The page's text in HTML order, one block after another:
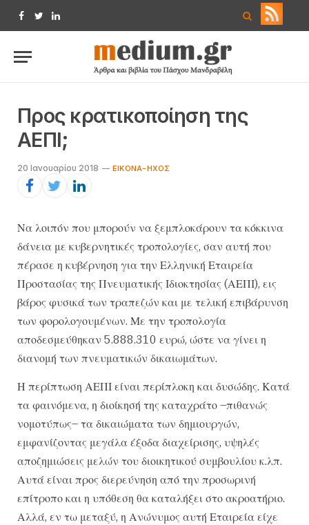
Facebook
TwitterLinkedIn
Προς κρατικοποίηση της
ΑΕΠΙ;
20 Ιανουαρίου 2018 ΕΙΚΌΝΑ-ΉΧΟΣ
Να λοιπόν που μπορούν να ξεμπλοκάρουν τα κόκκινα
δάνεια με κυβερνητικές τροπολογίες, σαν αυτή που
πέρασε η κυβέρνηση για την Ελληνική Εταιρεία
Προστασίας της Πνευματικής Ιδιοκτησίας (ΑΕΠΙ), εις
βάρος φυσικά των τραπεζών και με τελική επιβάρυνση
των φορολογουμένων. Με την τροπολογία
αποδεσμεύθηκαν 5.888.310 ευρώ, ώστε να γίνει η
διανομή των πνευματικών δικαιωμάτων.
Η περίπτωση ΑΕΠΙ είναι περίπλοκη και δυσώδης. Κατά
τα φαινόμενα, η διοίκησή της καταχράτο –πιθανώς
νομοτύπως– τα δικαιώματα των δημιουργών,
εμφανίζοντας μεγάλα έξοδα διαχείρισης, υψηλές
αποζημιώσεις μελών του διοικητικού συμβουλίου κ.λπ.
Αυτά είναι προς διερεύνηση από την προσωρινή
επίτροπο και η υπόθεση θα καταλήξει στο ακροατήριο.
Αλλά, εν τω μεταξύ, η Ανώνυμος αυτή Εταιρεία είχε